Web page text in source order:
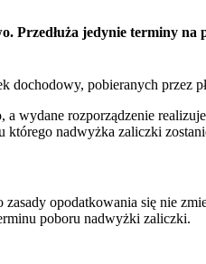
Przedłuża jedynie terminy
dochodowy, pobieranych przez
wydane rozporządzenie
nadwyżka zaliczki
opodatkowania się nie
poboru nadwyżki zaliczki.